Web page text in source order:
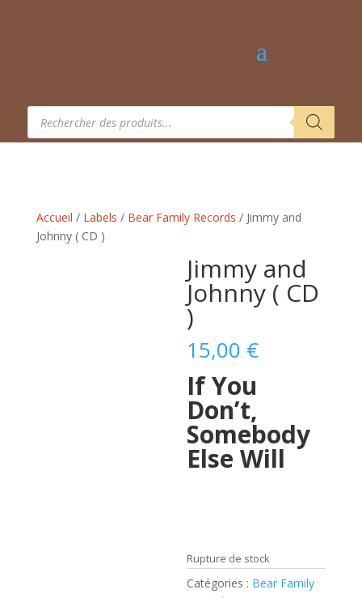
Recherche
produits
Accueil / Labels / Bear Family Records / Jimmy and
Johnny ( CD )
Jimmy and
Johnny ( CD
)
15,00 €
If You
Don’t,
Somebody
Else Will
Rupture de stock
Catégories : Bear Family